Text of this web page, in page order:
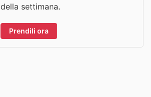
della settimana.
Prendili ora